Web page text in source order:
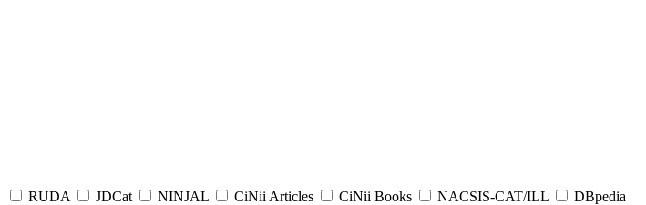
RUDA JDCat NINJAL CiNii Articles CiNii Books NACSIS-CAT/ILL
DBpedia